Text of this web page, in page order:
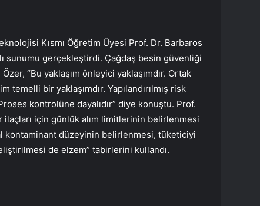
Kısmı Öğretim Üyesi Prof. Dr. Barbaros
sunumu gerçekleştirdi. Çağdaş besin güvenliği
“Bu yaklaşım önleyici yaklaşımdır. Ortak
bir yaklaşımdır. Yapılandırılmış risk
kontrolüne dayalıdır” diye konuştu. Prof.
ilaçları için günlük alım limitlerinin belirlenmesi
düzeyinin belirlenmesi, tüketiciyi
de elzem” tabirlerini kullandı.